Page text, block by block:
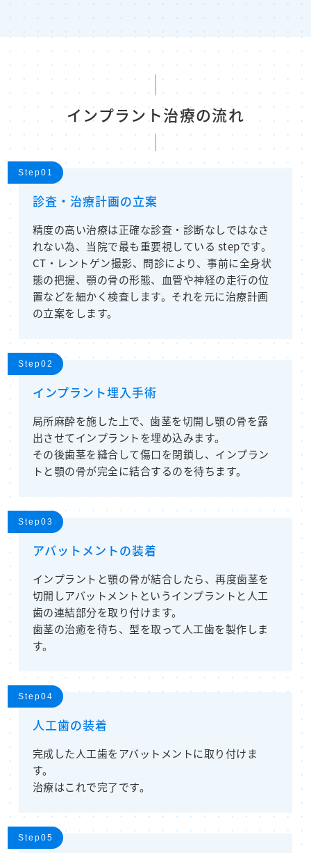
インプラント治療の流れ
診査・治療計画の立案
Step01
精度の高い治療は正確な診査・診断なしではなさ
れない為、当院で最も重要視している stepです。
CT・レントゲン撮影、問診により、事前に全身状
態の把握、顎の骨の形態、血管や神経の走行の位
置などを細かく検査します。それを元に治療計画
の立案をします。
インプラント埋入手術
Step02
局所麻酔を施した上で、歯茎を切開し顎の骨を露
出させてインプラントを埋め込みます。
その後歯茎を縫合して傷口を閉鎖し、インプラン
トと顎の骨が完全に結合するのを待ちます。
アバットメントの装着
Step03
インプラントと顎の骨が結合したら、再度歯茎を
切開しアバットメントというインプラントと人工
歯の連結部分を取り付けます。
歯茎の治癒を待ち、型を取って人工歯を製作しま
す。
人工歯の装着
Step04
完成した人工歯をアバットメントに取り付けま
す。
治療はこれで完了です。
Step05